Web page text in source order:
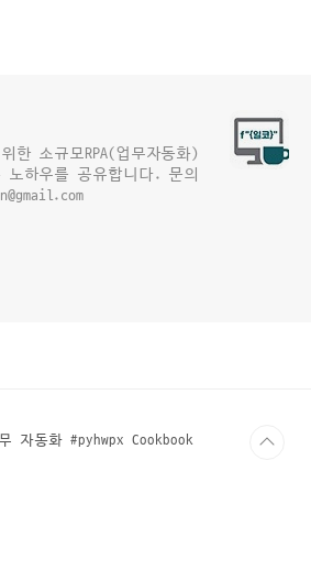
한 소규모RPA(업무자동화)
하우를 공유합니다. 문의
자동화 #pyhwpx Cookbook